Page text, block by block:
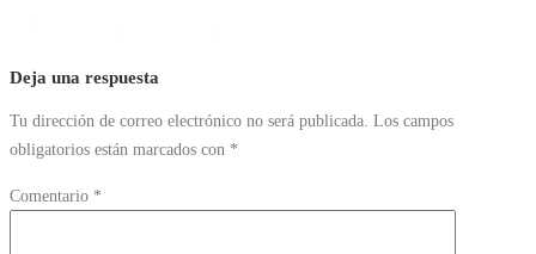
Deja una respuesta
Tu dirección de correo electrónico no será publicada. Los campos
obligatorios están marcados con *
Comentario *